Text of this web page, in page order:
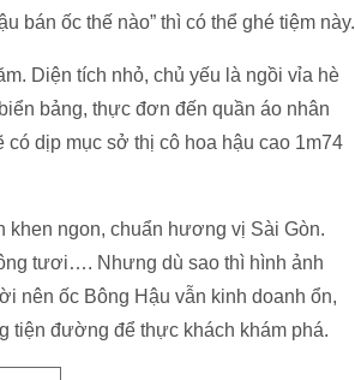
bán ốc thế nào” thì có thể ghé tiệm này.
Diện tích nhỏ, chủ yếu là ngồi vỉa hè
bảng, thực đơn đến quần áo nhân
dịp mục sở thị cô hoa hậu cao 1m74
khen ngon, chuẩn hương vị Sài Gòn.
tươi…. Nhưng dù sao thì hình ảnh
nên ốc Bông Hậu vẫn kinh doanh ổn,
tiện đường để thực khách khám phá.